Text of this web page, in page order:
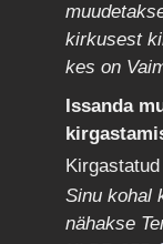
kirkusest
kes on
Issanda
Sinu kohal
nähakse